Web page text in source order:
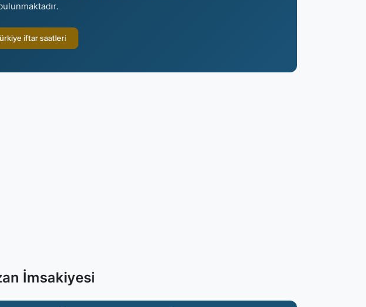
iftar saatleri
İmsakiyesi